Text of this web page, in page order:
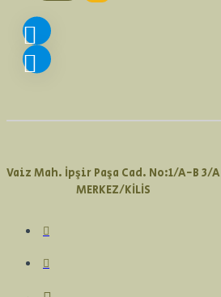
Vaiz Mah. İpşir Paşa Cad. No:1/A-B 3/A
MERKEZ/KİLİS